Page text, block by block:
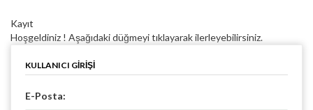
Kayıt
Hoşgeldiniz ! Aşağıdaki düğmeyi tıklayarak ilerleyebilirsiniz.
KULLANICI GIRIŞI
E-Posta: